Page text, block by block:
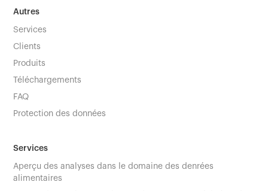
Autres
Services
Clients
Produits
Téléchargements
FAQ
Protection des données
Services
Aperçu des analyses dans le domaine des denrées
alimentaires